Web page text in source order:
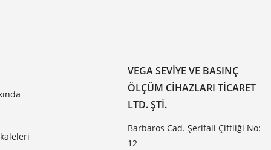
VEGA SEVIYE VE BASINÇ
ÖLÇÜM CIHAZLARI TICARET
LTD. ŞTI.
Barbaros Cad. Şerifali Çiftliği No:
12